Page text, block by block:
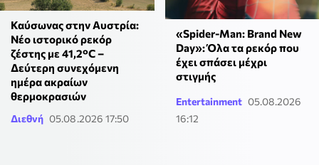
Καύσωνας στην Αυστρία:
Νέο ιστορικό ρεκόρ
ζέστης με 41,2°C –
Δεύτερη συνεχόμενη
ημέρα ακραίων
θερμοκρασιών
Διεθνή 05.08.2026 17:50
«Spider-Man: Brand New
Day»: Όλα τα ρεκόρ που
έχει σπάσει μέχρι
στιγμής
Entertainment 05.08.2026
16:12